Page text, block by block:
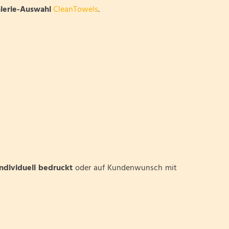
AuswahlCleanTowels.
bedrucktoder auf Kundenwunsch mit